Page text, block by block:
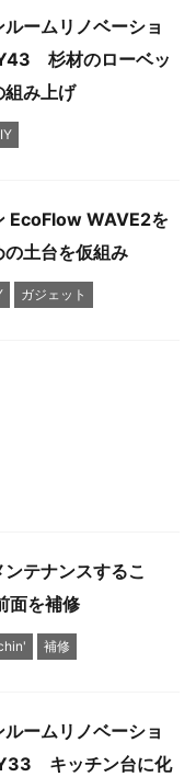
ームリノベーショ
杉材のローベッ
組み上げ
EcoFlow WAVE2を
土台を仮組み
ガジェット
テナンスするこ
面を補修
補修
ームリノベーショ
キッチン台に化